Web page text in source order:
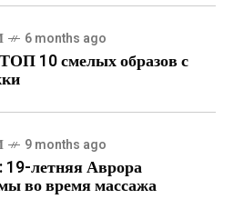
6 months ago
10 смелых образов с
9 months ago
19-летняя Аврора
во время массажа